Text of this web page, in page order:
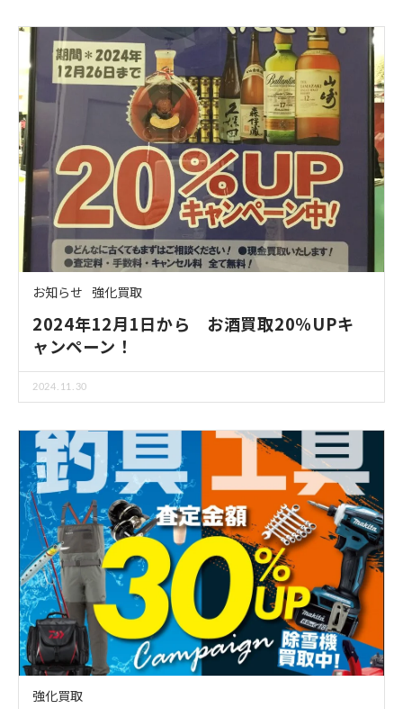
お知らせ 強化買取
2024年12月1日から お酒買取20％UPキ
ャンペーン！
2024.11.30
強化買取